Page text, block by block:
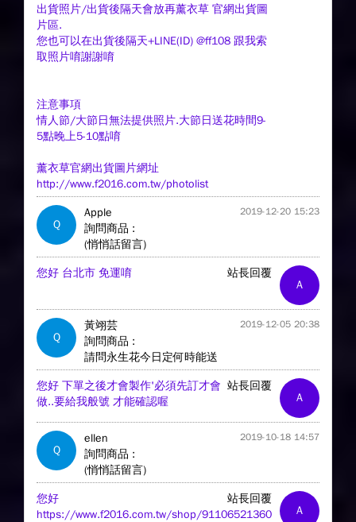
出貨照片/出貨後隔天會放再薰衣草 官網出貨圖
片區.
您也可以在出貨後隔天+LINE(ID) @ff108 跟我索
取照片唷謝謝唷
注意事項
情人節/大節日無法提供照片.大節日送花時間9-
5點晚上5-10點唷
薰衣草官網出貨圖片網址
http://www.f2016.com.tw/photolist
Q
Apple 2019-12-20 15:23
詢問商品 :
(悄悄話留言)
A
站長回覆
您好 台北市 免運唷
Q
黃翊芸 2019-12-05 20:38
詢問商品 :
請問永生花今日定何時能送
A
站長回覆
您好 下單之後才會製作'必須先訂才會
做..要給我般號 才能確認喔
Q
ellen 2019-10-18 14:57
詢問商品 :
(悄悄話留言)
A
站長回覆
您好
https://www.f2016.com.tw/shop/91106521360